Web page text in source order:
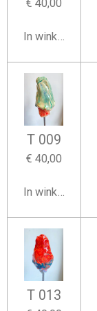
€ 40,00
In winkelwagen
T 009
€ 40,00
In winkelwagen
T 013